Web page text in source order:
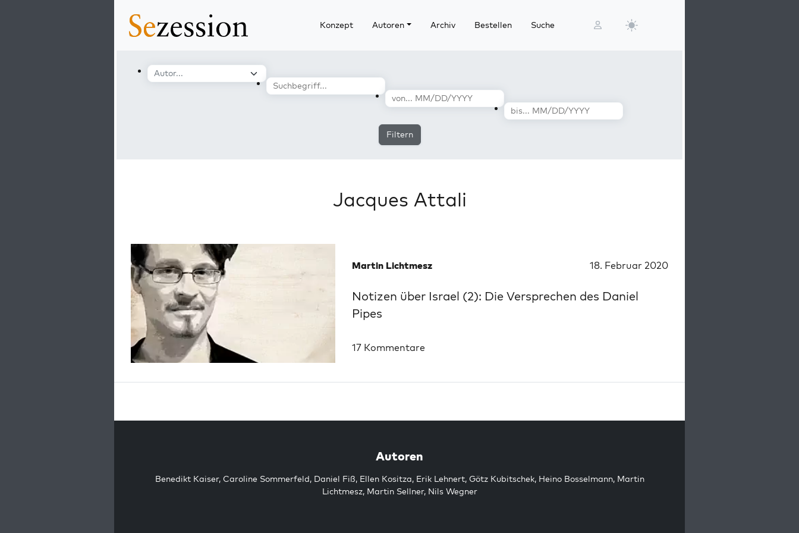
Konzept Autoren Archiv Bestellen Suche
Filtern
Jacques Attali
Martin Lichtmesz 18. Februar 2020
Notizen über Israel (2): Die Versprechen des Daniel
Pipes
17 Kommentare
Autoren
Benedikt Kaiser, Caroline Sommerfeld, Daniel Fiß, Ellen Kositza, Erik Lehnert, Götz Kubitschek, Heino Bosselmann, Martin
Lichtmesz, Martin Sellner, Nils Wegner